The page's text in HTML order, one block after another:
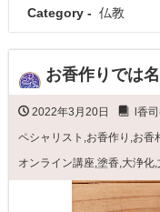
Category - 仏教
お香作りでは
2022年3月20日 l香
ペシャリスト ,お香作り ,お香
オンライン講座,塗香,大浄化,